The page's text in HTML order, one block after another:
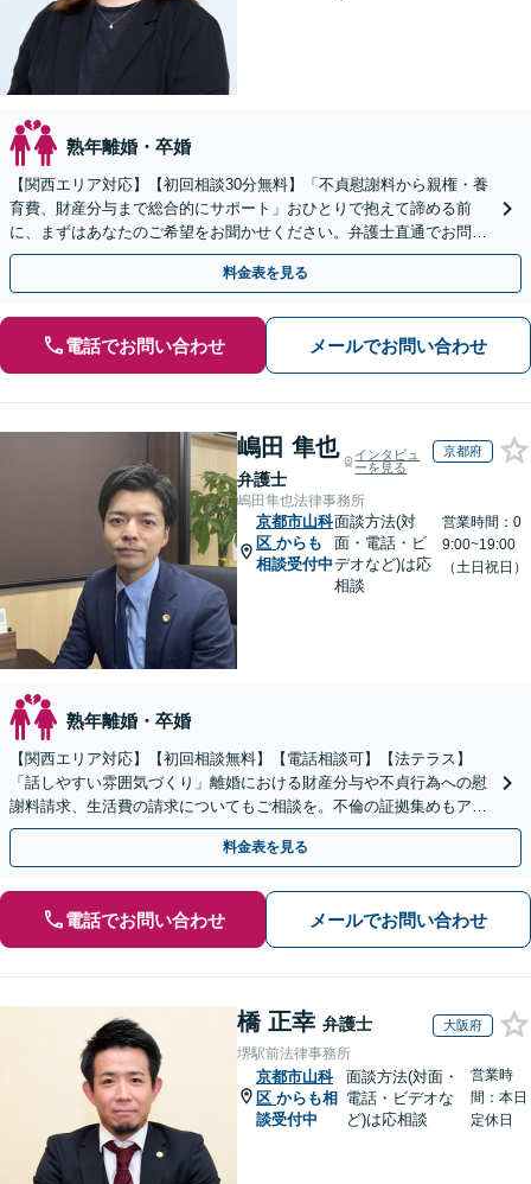
熟年離婚・卒婚
【関西エリア対応】【初回相談30分無料】「不貞慰謝料から親権・養
育費、財産分与まで総合的にサポート」おひとりで抱えて諦める前
に、まずはあなたのご希望をお聞かせください。弁護士直通でお問い
合わせいただけるので、最短即日対応が可能です。
料金表を見る
電話でお問い合わせ メールでお問い合わせ
嶋田 隼也
弁護士
インタビュ
ーを見る
京都府
嶋田隼也法律事務所
京都市山科
区 からも
相談受付中
面談方法(対
面・電話・ビ
デオなど)は応
相談
営業時間：0
9:00~19:00
（土日祝日）
熟年離婚・卒婚
【関西エリア対応】【初回相談無料】【電話相談可】【法テラス】
「話しやすい雰囲気づくり」離婚における財産分与や不貞行為への慰
謝料請求、生活費の請求についてもご相談を。不倫の証拠集めもアド
バイス可【夜間・休日面談】
料金表を見る
電話でお問い合わせ メールでお問い合わせ
橋 正幸 弁護士 大阪府
堺駅前法律事務所
京都市山科
区 からも相
談受付中
面談方法(対面・
電話・ビデオな
ど)は応相談
営業時
間：本日
定休日